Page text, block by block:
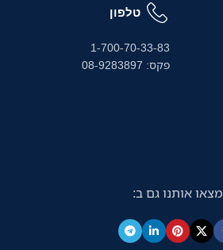
טלפון
1-700-70-33-83
פקס: 08-9283897
מצאו אותנו גם ב: